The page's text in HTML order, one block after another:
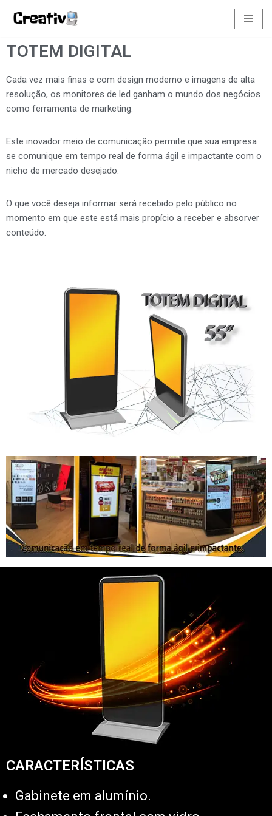
para
conteúdo
TOTEM DIGITAL
Cada vez mais finas e com design moderno e imagens de alta
resolução, os monitores de led ganham o mundo dos negócios
como ferramenta de marketing.
Este inovador meio de comunicação permite que sua empresa
se comunique em tempo real de forma ágil e impactante com o
nicho de mercado desejado.
O que você deseja informar será recebido pelo público no
momento em que este está mais propício a receber e absorver
conteúdo.
CARACTERÍSTICAS
Gabinete em alumínio.